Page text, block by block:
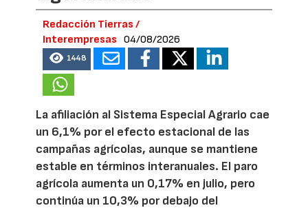
Redacción Tierras /
Interempresas
04/08/2026
1448
La afiliación al Sistema Especial Agrario cae
un 6,1% por el efecto estacional de las
campañas agrícolas, aunque se mantiene
estable en términos interanuales. El paro
agrícola aumenta un 0,17% en julio, pero
continúa un 10,3% por debajo del